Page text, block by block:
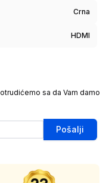
Crna
HDMI
sa da Vam damo
Pošalji